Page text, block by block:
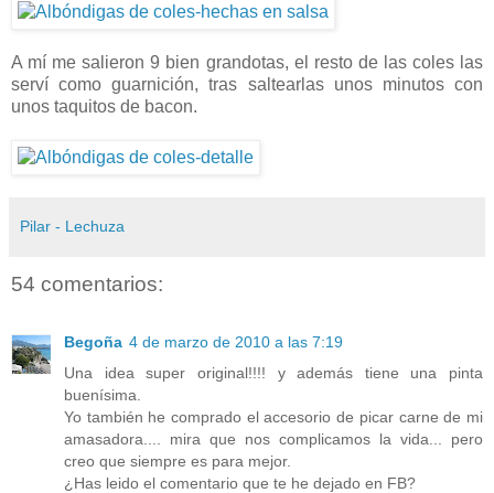
A mí me salieron 9 bien grandotas, el resto de las coles las
serví como guarnición, tras saltearlas unos minutos con
unos taquitos de bacon.
Pilar - Lechuza
54 comentarios:
Begoña 4 de marzo de 2010 a las 7:19
Una idea super original!!!! y además tiene una pinta
buenísima.
Yo también he comprado el accesorio de picar carne de mi
amasadora.... mira que nos complicamos la vida... pero
creo que siempre es para mejor.
¿Has leido el comentario que te he dejado en FB?